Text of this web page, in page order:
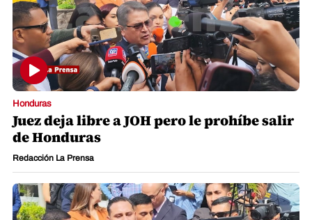
Honduras
Juez deja libre a JOH pero le prohíbe salir
de Honduras
Redacción La Prensa